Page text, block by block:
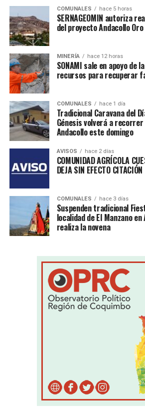
COMUNALES hace 5 horas
SERNAGEOMIN autoriza
del proyecto Andacollo
MINERÍA hace 12 horas
SONAMI sale en apoyo de
recursos para recuperar
COMUNALES hace 1 día
Tradicional Caravana del
Génesis volverá a
Andacollo este domingo
AVISOS hace 2 días
COMUNIDAD AGRÍCOLA
DEJA SIN EFECTO CITACIÓN
COMUNALES hace 3 días
Suspenden tradicional
localidad de El Manzano
realiza la novena